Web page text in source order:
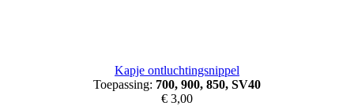
Kapje ontluchtingsnippel
Toepassing: 700, 900, 850, SV40
€ 3,00